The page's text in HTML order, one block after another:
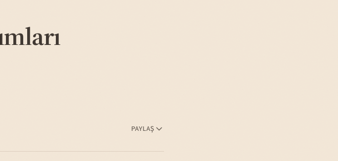
PAYLAŞ